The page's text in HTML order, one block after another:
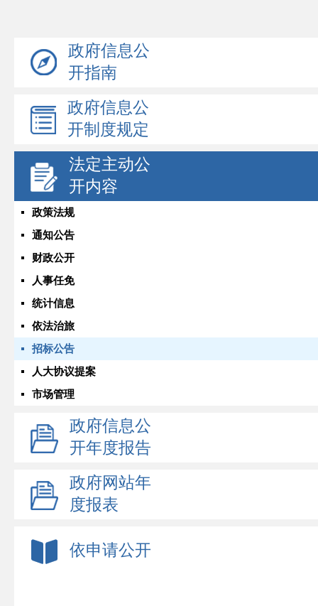
政府信息公
开指南
政府信息公
开制度规定
法定主动公
开内容
政策法规
通知公告
财政公开
人事任免
统计信息
依法治旅
招标公告
人大协议提案
市场管理
政府信息公
开年度报告
政府网站年
度报表
依申请公开